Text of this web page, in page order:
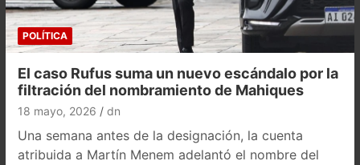
POLÍTICA
El caso Rufus suma un nuevo escándalo por la
filtración del nombramiento de Mahiques
18 mayo, 2026 dn
Una semana antes de la designación, la cuenta
atribuida a Martín Menem adelantó el nombre del